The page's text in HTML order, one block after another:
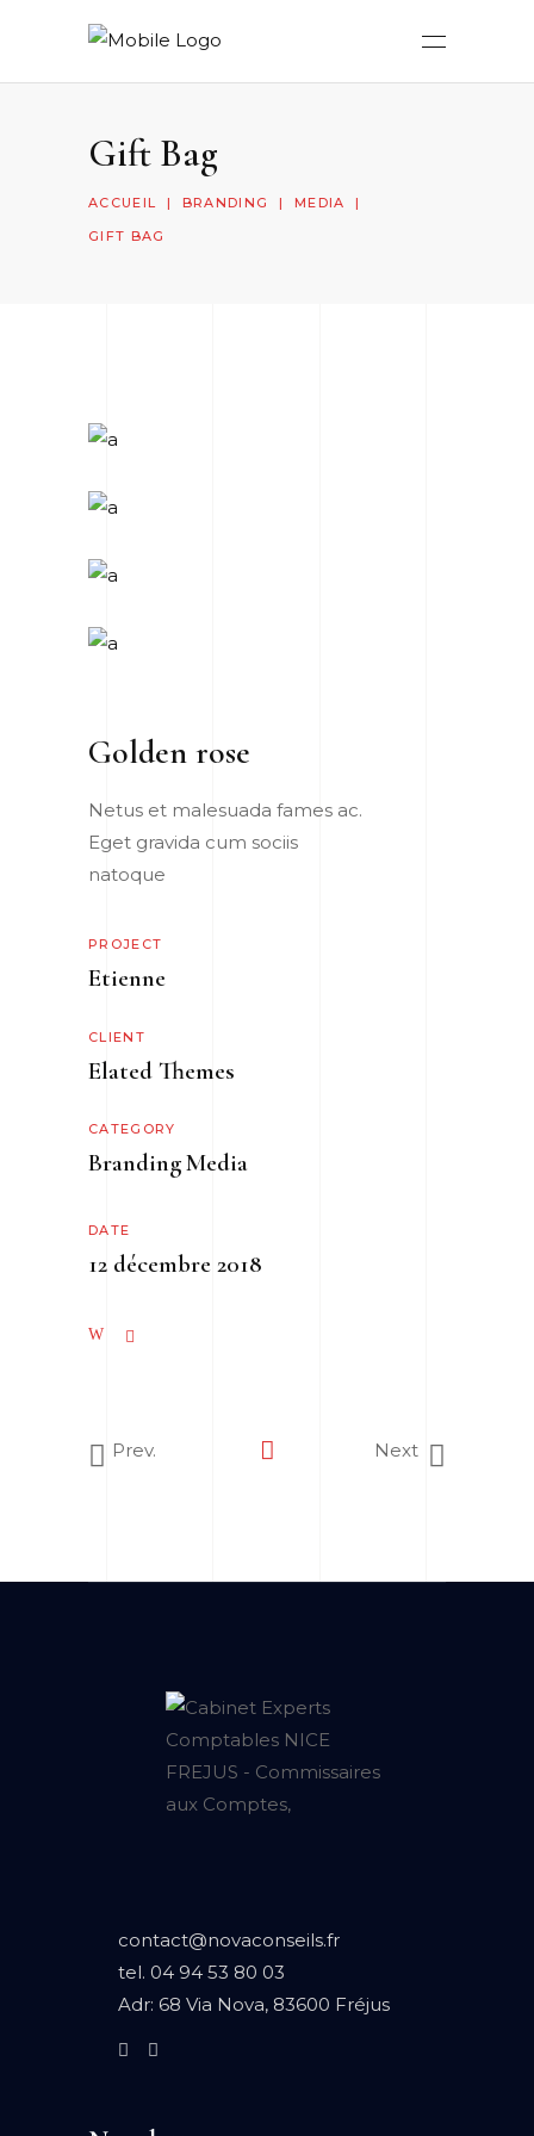
Gift Bag
ACCUEIL | BRANDING |MEDIA |
GIFT BAG
Golden rose
Netus et malesuada fames ac.
Eget gravida cum sociis
natoque
PROJECT
Etienne
CLIENT
Elated Themes
CATEGORY
BrandingMedia
DATE
12 décembre 2018
Prev. Next
contact@novaconseils.fr
tel. 04 94 53 80 03
Adr: 68 Via Nova, 83600 Fréjus